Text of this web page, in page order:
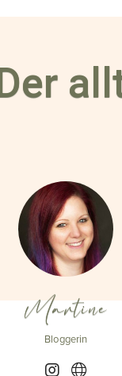
Martine
Bloggerin